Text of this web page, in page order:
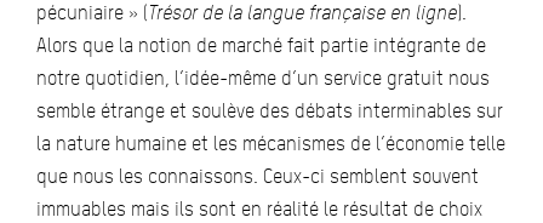
pécuniaire » (Trésor de la langue française en ligne).
Alors que la notion de marché fait partie intégrante de
notre quotidien, l’idée-même d’un service gratuit nous
semble étrange et soulève des débats interminables sur
la nature humaine et les mécanismes de l’économie telle
que nous les connaissons. Ceux-ci semblent souvent
immuables mais ils sont en réalité le résultat de choix